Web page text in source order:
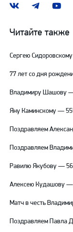
Наша
ВКонтакте
Наш
в
Telegram
Наш
YouTube
Читайте также
Сергею
77 лет со дня
Владимиру Шашову
Яну Каминскому —
Поздравляем
Поздравляем
Равилю Якубову —
Алексею Кудашову
Матч в честь
Поздравляем Павла